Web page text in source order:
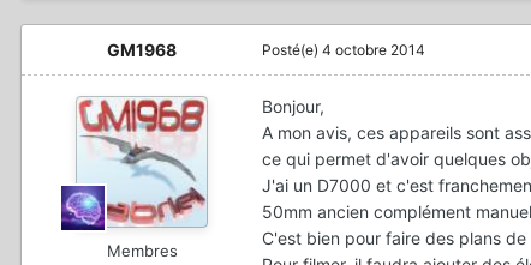
GM1968
Membres
Posté(e) 4 octobre 2014
Bonjour,
A mon avis, ces appareils sont
ce qui permet d'avoir quelques
J'ai un D7000 et c'est
50mm ancien complément
C'est bien pour faire des plans